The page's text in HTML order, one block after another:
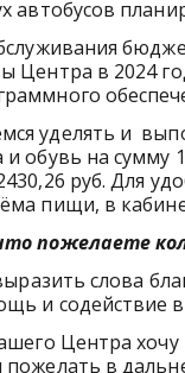
автобусов
Центра в 2024
уделять и
обувь на
руб. Для
пищи, в
пожелаете
слова
и содействие
Центра
в